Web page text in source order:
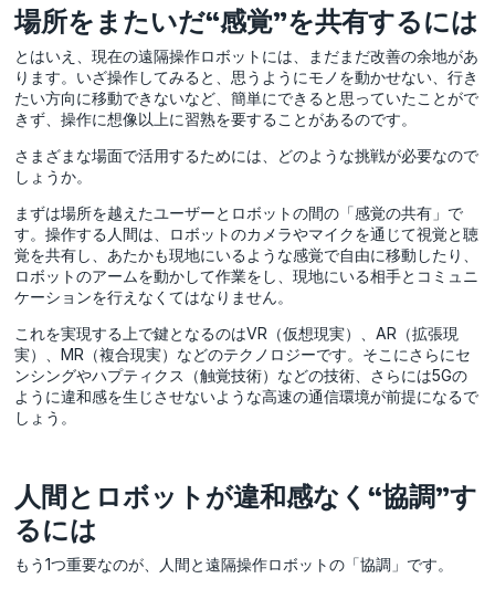
場所をまたいだ“感覚”を共有するには
とはいえ、現在の遠隔操作ロボットには、まだまだ改善の余地があ
ります。いざ操作してみると、思うようにモノを動かせない、行き
たい方向に移動できないなど、簡単にできると思っていたことがで
きず、操作に想像以上に習熟を要することがあるのです。
さまざまな場面で活用するためには、どのような挑戦が必要なので
しょうか。
まずは場所を越えたユーザーとロボットの間の「感覚の共有」で
す。操作する人間は、ロボットのカメラやマイクを通じて視覚と聴
覚を共有し、あたかも現地にいるような感覚で自由に移動したり、
ロボットのアームを動かして作業をし、現地にいる相手とコミュニ
ケーションを行えなくてはなりません。
これを実現する上で鍵となるのはVR（仮想現実）、AR（拡張現
実）、MR（複合現実）などのテクノロジーです。そこにさらにセ
ンシングやハプティクス（触覚技術）などの技術、さらには5Gの
ように違和感を生じさせないような高速の通信環境が前提になるで
しょう。
人間とロボットが違和感なく“協調”す
るには
もう1つ重要なのが、人間と遠隔操作ロボットの「協調」です。